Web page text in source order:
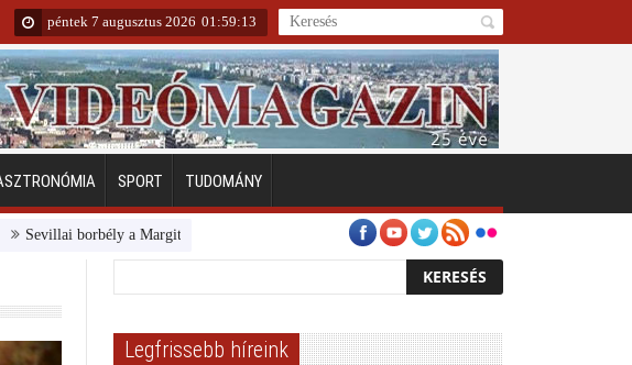
péntek 7 augusztus 2026 01:59:14
SPORT TUDOMÁNY
borbély a Margitszigeten Emberarcú Egészségért díj pályázat 2024 Kertész/Kópiák
Legfrissebb híreink